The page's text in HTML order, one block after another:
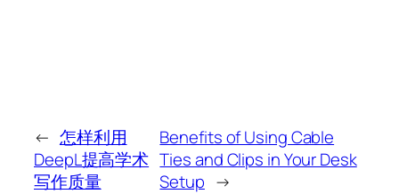
← 怎样利用
DeepL提高学术
写作质量
Benefits of Using Cable
Ties and Clips in Your Desk
Setup →